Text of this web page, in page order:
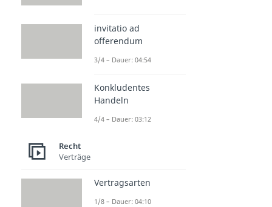
invitatio ad
offerendum
3/4 – Dauer: 04:54
Konkludentes
Handeln
4/4 – Dauer: 03:12
Recht
Verträge
Vertragsarten
1/8 – Dauer: 04:10